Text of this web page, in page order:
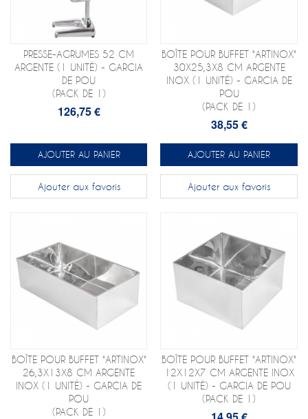
PRESSE-AGRUMES 52 CM
ARGENTE (1 UNITÉ) - GARCIA
DE POU
(PACK DE 1)
126,75 €
AJOUTER AU PANIER
Ajouter aux favoris
BOÎTE POUR BUFFET "ARTINOX"
30X25,3X8 CM ARGENTE
INOX (1 UNITÉ) - GARCIA DE
POU
(PACK DE 1)
38,55 €
AJOUTER AU PANIER
Ajouter aux favoris
BOÎTE POUR BUFFET "ARTINOX"
26,3X13X8 CM ARGENTE
INOX (1 UNITÉ) - GARCIA DE
POU
(PACK DE 1)
BOÎTE POUR BUFFET "ARTINOX"
12X12X7 CM ARGENTE INOX
(1 UNITÉ) - GARCIA DE POU
(PACK DE 1)